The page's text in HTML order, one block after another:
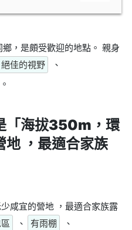
，是頗受歡迎的地點。 親身
絕佳的視野
、
。
「海拔350m，環
地 ，最適合家族
咸宜的營地 ，最適合家族露
、 有雨棚
、